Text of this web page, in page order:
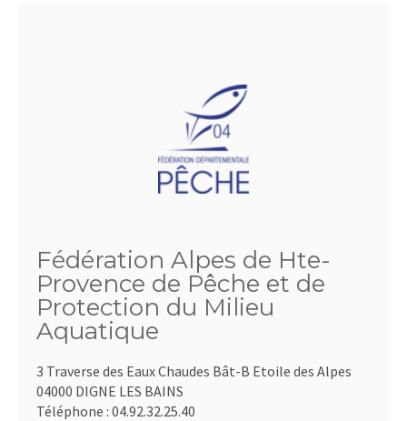
Fédération Alpes de Hte-
Provence de Pêche et de
Protection du Milieu
Aquatique
3 Traverse des Eaux Chaudes Bât-B Etoile des Alpes
04000 DIGNE LES BAINS
Téléphone : 04.92.32.25.40